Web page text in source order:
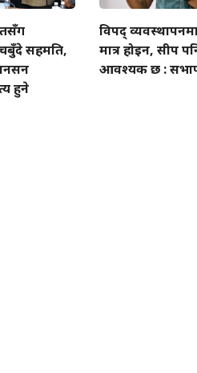
सहमति,
हुने
विपद्
मात्र होइन, सीप
आवश्यक छ :